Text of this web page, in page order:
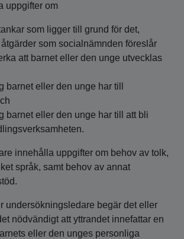
uppgifter om
som ligger till grund för det,
som socialnämnden föreslår
att barnet eller den unge utvecklas
barnet eller den unge har till
barnet eller den unge har till att bli
innehålla uppgifter om behov av tolk,
språk, samt behov av annat
undersökningsledare begär det eller
nödvändigt att yttrandet innefattar en
eller den unges personliga